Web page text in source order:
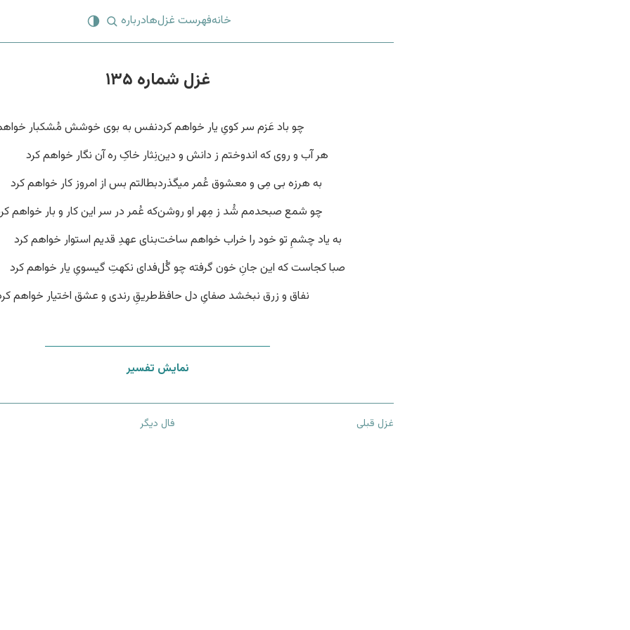
خانهفهرست غزل‌هادرباره
غزل شماره ۱۳۵
چو باد عَزم سر کویِ یار خواهم کردنفس به بوی خوشش مُشکبار
هر آب و روی که اندوختم ز دانش و دیننِثار خاکِ ره آن نگار خواهم کرد
به هرزه بی مِی و معشوق عُمر میگذردبطالتم بس از امروز کار خواهم کرد
چو شمع صبحدمم شُد ز مِهر او روشنکه عُمر در سر این کار و بار خواهم
به یاد چشمِ تو خود را خراب خواهم ساختبنای عهدِ قدیم استوار خواهم کرد
صبا کجاست که این جانِ خون گرفته چو گُلفدای نکهتِ گیسویِ یار خواهم کرد
نفاق و زرق نبخشد صفایِ دل حافظطریقِ رندی و عشق اختیار خواهم
نمایش تفسیر
غزل قبلی فال دیگر